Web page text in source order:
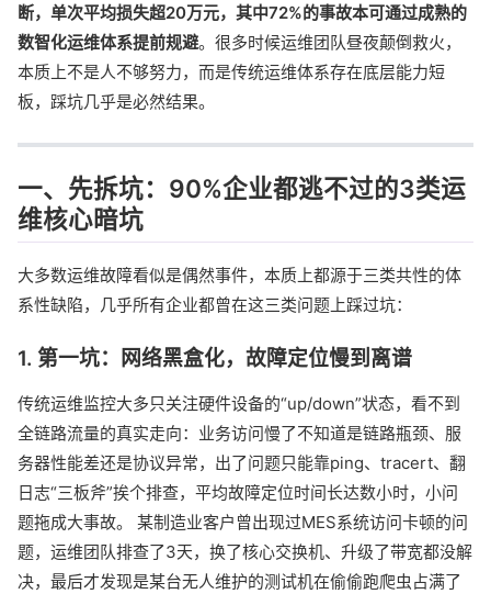
断，单次平均损失超20万元，其中72%的事故本可通过成熟的
数智化运维体系提前规避。很多时候运维团队昼夜颠倒救火，
本质上不是人不够努力，而是传统运维体系存在底层能力短
板，踩坑几乎是必然结果。
一、先拆坑：90%企业都逃不过的3类运
维核心暗坑
大多数运维故障看似是偶然事件，本质上都源于三类共性的体
系性缺陷，几乎所有企业都曾在这三类问题上踩过坑：
1. 第一坑：网络黑盒化，故障定位慢到离谱
传统运维监控大多只关注硬件设备的“up/down”状态，看不到
全链路流量的真实走向：业务访问慢了不知道是链路瓶颈、服
务器性能差还是协议异常，出了问题只能靠ping、tracert、翻
日志“三板斧”挨个排查，平均故障定位时间长达数小时，小问
题拖成大事故。 某制造业客户曾出现过MES系统访问卡顿的问
题，运维团队排查了3天，换了核心交换机、升级了带宽都没解
决，最后才发现是某台无人维护的测试机在偷偷跑爬虫占满了